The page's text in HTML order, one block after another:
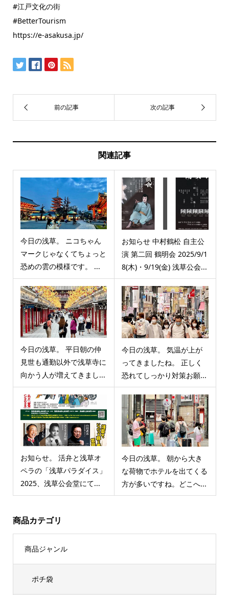
#江戸文化の街
#BetterTourism
https://e-asakusa.jp/
関連記事
今日の浅草。 ニコちゃん
マークじゃなくてちょっと
恐めの雲の模様です。 ...
お知らせ 中村鶴松 自主公
演 第二回 鶴明会 2025/9/1
8(木)・9/19(金) 浅草公会...
今日の浅草。 平日朝の仲
見世も通勤以外で浅草寺に
向かう人が増えてきまし...
今日の浅草。 気温が上が
ってきましたね。 正しく
恐れてしっかり対策お願...
お知らせ。 活弁と浅草オ
ペラの「浅草パラダイス」
2025、浅草公会堂にて...
今日の浅草。 朝から大き
な荷物でホテルを出てくる
方が多いですね。どこへ...
商品カテゴリ
商品ジャンル
ポチ袋